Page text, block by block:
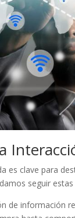
es clave ‍para⁣
seguir
⁢de⁢ información